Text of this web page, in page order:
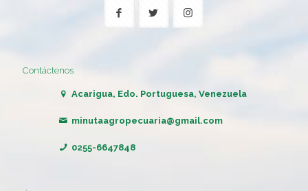
Contáctenos
Acarigua, Edo. Portuguesa, Venezuela
minutaagropecuaria@gmail.com
0255-6647848